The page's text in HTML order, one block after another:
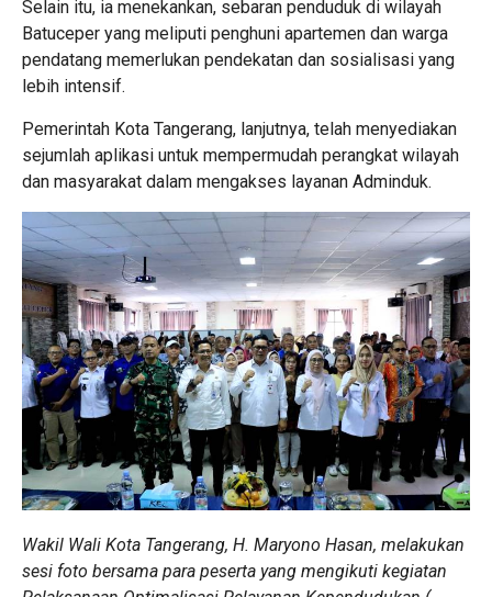
Selain itu, ia menekankan, sebaran penduduk di wilayah
Batuceper yang meliputi penghuni apartemen dan warga
pendatang memerlukan pendekatan dan sosialisasi yang
lebih intensif.
Pemerintah Kota Tangerang, lanjutnya, telah menyediakan
sejumlah aplikasi untuk mempermudah perangkat wilayah
dan masyarakat dalam mengakses layanan Adminduk.
Wakil Wali Kota Tangerang, H. Maryono Hasan, melakukan
sesi foto bersama para peserta yang mengikuti kegiatan